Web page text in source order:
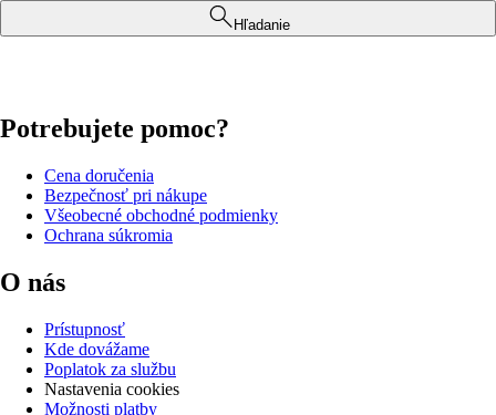
Hľadanie
Potrebujete pomoc?
Cena doručenia
Bezpečnosť pri nákupe
Všeobecné obchodné podmienky
Ochrana súkromia
O nás
Prístupnosť
Kde dovážame
Poplatok za službu
Nastavenia cookies
Možnosti platby